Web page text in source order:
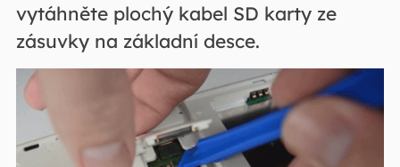
vytáhněte plochý kabel SD karty ze
zásuvky na základní desce.